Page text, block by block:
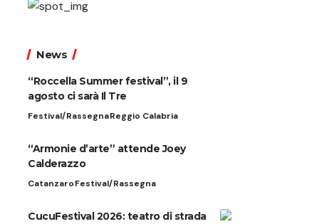
News
“Roccella Summer festival”, il 9
agosto ci sarà Il Tre
Festival/RassegnaReggio Calabria
“Armonie d’arte” attende Joey
Calderazzo
CatanzaroFestival/Rassegna
CucuFestival 2026: teatro di strada